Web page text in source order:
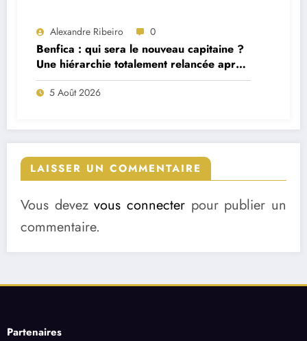
Alexandre Ribeiro 0
Benfica : qui sera le nouveau capitaine ?
Une hiérarchie totalement relancée après
deux départs majeurs
5 Août 2026
LAISSER UN COMMENTAIRE
Vous devezvous connecter pour publier un
commentaire.
Partenaires